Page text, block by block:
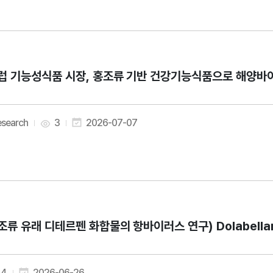
(유럽 기
3 2026-07-07
류 유래 디테르펜 화합물의 항바이러스 연구)